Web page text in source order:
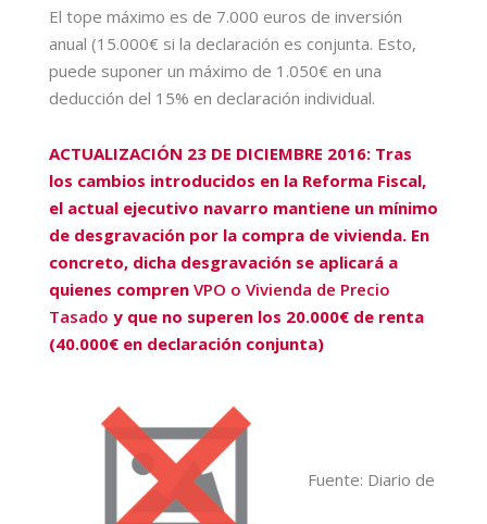
El tope máximo es de 7.000 euros de inversión
anual (15.000€ si la declaración es conjunta. Esto,
puede suponer un máximo de 1.050€ en una
deducción del 15% en declaración individual.
ACTUALIZACIÓN 23 DE DICIEMBRE 2016: Tras
los cambios introducidos en la Reforma Fiscal,
el actual ejecutivo navarro mantiene un mínimo
de desgravación por la compra de vivienda. En
concreto, dicha desgravación se aplicará a
quienes compren VPO o Vivienda de Precio
Tasado y que no superen los 20.000€ de renta
(40.000€ en declaración conjunta)
Fuente: Diario de